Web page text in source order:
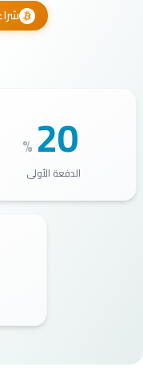
20
%
الدفعة الأولى